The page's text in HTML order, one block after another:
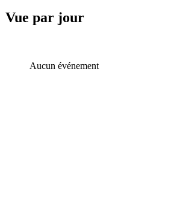
Vue par jour
Aucun événement